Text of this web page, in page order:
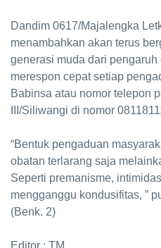
Dandim 0617/Majalengka
menambahkan akan terus
generasi muda dari
merespon cepat setiap
Babinsa atau nomor telepon
III/Siliwangi di nomor
“Bentuk pengaduan
obatan terlarang saja
Seperti premanisme,
mengganggu kondusifitas, ”
(Benk. 2)
Editor : TM